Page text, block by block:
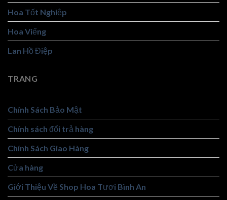
Hoa Tốt Nghiệp
Hoa Viếng
Lan Hồ Điệp
TRANG
Chính Sách Bảo Mật
Chính sách đổi trả hàng
Chính Sách Giao Hàng
Cửa hàng
Giới Thiệu Về Shop Hoa Tươi Bình An